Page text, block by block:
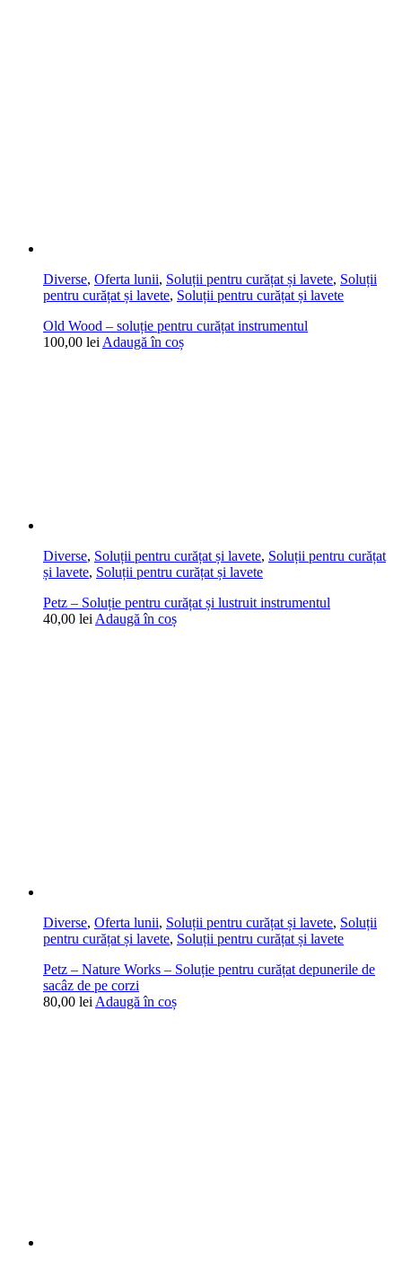
Diverse, Oferta lunii, Soluții pentru curățat și lavete, Soluții
pentru curățat și lavete, Soluții pentru curățat și lavete
Old Wood – soluție pentru curățat instrumentul
100,00 lei Adaugă în coș
Diverse, Soluții pentru curățat și lavete, Soluții pentru curățat
și lavete, Soluții pentru curățat și lavete
Petz – Soluție pentru curățat și lustruit instrumentul
40,00 lei Adaugă în coș
Diverse, Oferta lunii, Soluții pentru curățat și lavete, Soluții
pentru curățat și lavete, Soluții pentru curățat și lavete
Petz – Nature Works – Soluție pentru curățat depunerile de
sacâz de pe corzi
80,00 lei Adaugă în coș